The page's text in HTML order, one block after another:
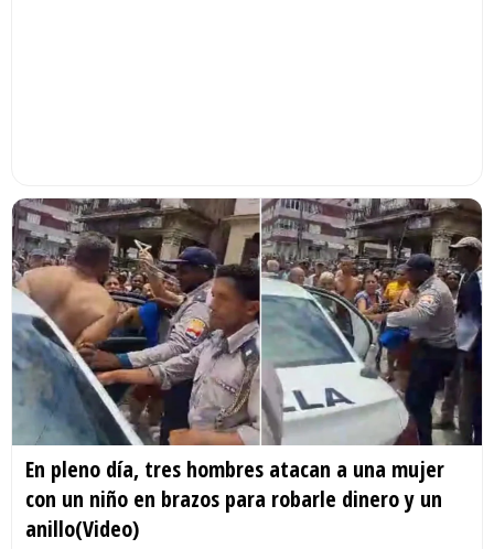
En pleno día, tres hombres atacan a una mujer
con un niño en brazos para robarle dinero y un
anillo(Video)